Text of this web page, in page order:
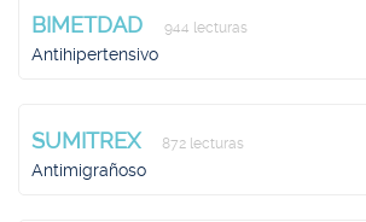
BIMETDAD 944 lecturas
Antihipertensivo
SUMITREX 872 lecturas
Antimigrañoso